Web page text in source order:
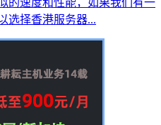
选择香港服务器...